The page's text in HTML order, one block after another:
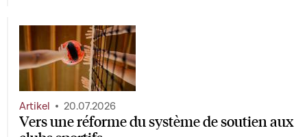
Vers une réforme du système de soutien aux
Artikel 20.07.2026